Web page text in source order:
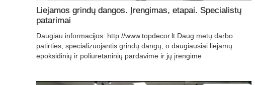
Liejamos grindų dangos. Įrengimas, etapai. Specialistų
patarimai
Daugiau informacijos: http://www.topdecor.lt Daug metų darbo
patirties, specializuojantis grindų dangų, o daugiausiai liejamų
epoksidinių ir poliuretaninių pardavime ir jų įrengime